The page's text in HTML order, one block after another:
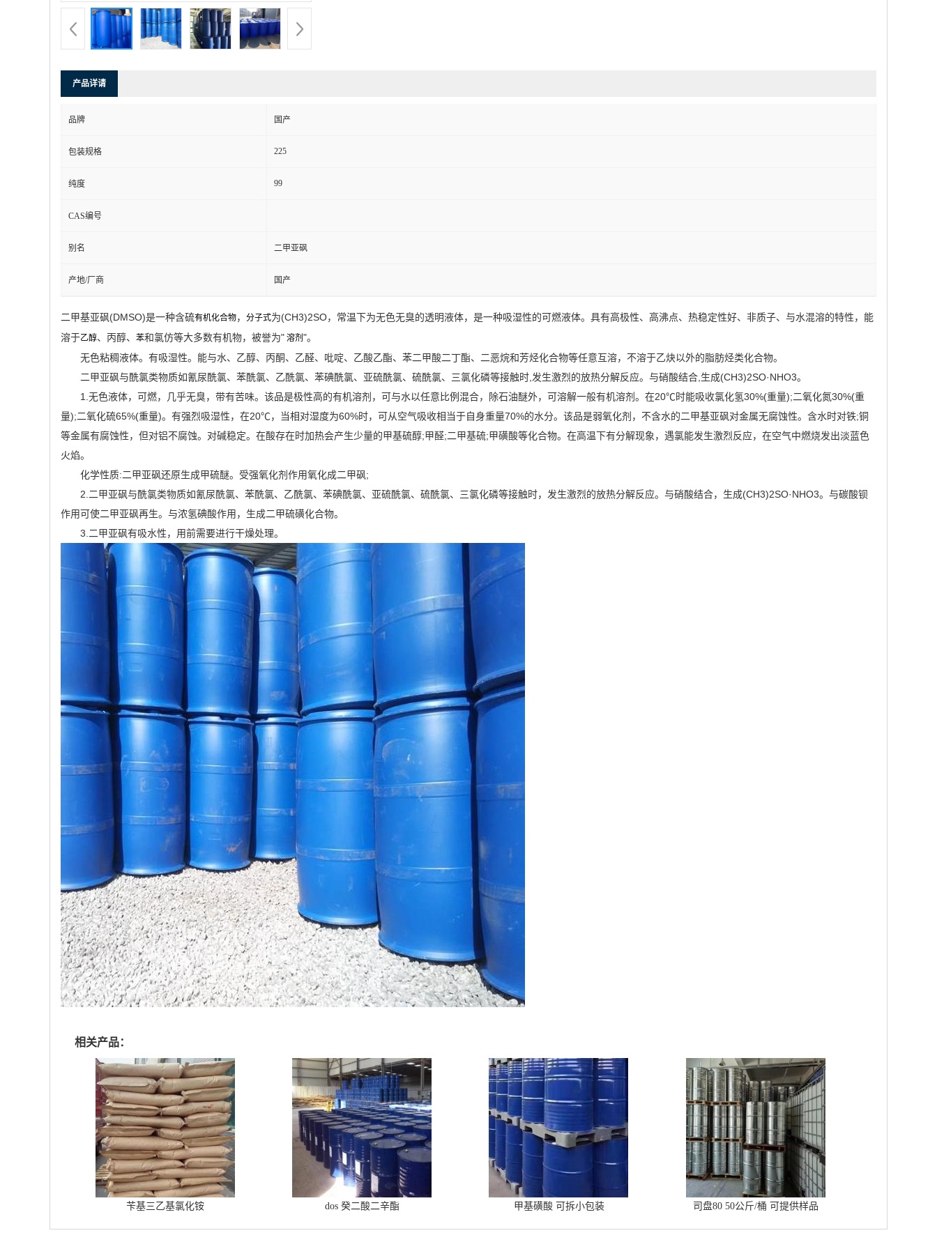
产品详请
品牌 国产
包装规格 225
纯度 99
CAS编号
别名 二甲亚砜
产地/厂商 国产
二甲基亚砜(DMSO)是一种含硫有机化合物， 分子式为(CH3)2SO，常温下为无色无臭的透明液体，是一种吸湿性的可燃液体。具有高极性、高沸点、热稳定性好、非质子、与水混溶的特性，能
溶于乙醇、丙醇、 苯和氯仿等大多数有机物，被誉为" 溶剂 "。
无色粘稠液体。有吸湿性。能与水、乙醇、丙酮、乙醛、吡啶、乙酸乙酯、苯二甲酸二丁酯、二恶烷和芳烃化合物等任意互溶，不溶于乙炔以外的脂肪烃类化合物。
二甲亚砜与酰氯类物质如氰尿酰氯、苯酰氯、乙酰氯、苯碘酰氯、亚硫酰氯、硫酰氯、三氯化磷等接触时,发生激烈的放热分解反应。与硝酸结合,生成(CH3)2SO·NHO3。
1.无色液体，可燃，几乎无臭，带有苦味。该品是极性高的有机溶剂，可与水以任意比例混合，除石油醚外，可溶解一般有机溶剂。在20℃时能吸收氯化氢30%(重量);二氧化氮30%(重
量);二氧化硫65%(重量)。有强烈吸湿性，在20℃，当相对湿度为60%时，可从空气吸收相当于自身重量70%的水分。该品是弱氧化剂，不含水的二甲基亚砜对金属无腐蚀性。含水时对铁;铜
等金属有腐蚀性，但对铝不腐蚀。对碱稳定。在酸存在时加热会产生少量的甲基硫醇;甲醛;二甲基硫;甲磺酸等化合物。在高温下有分解现象，遇氯能发生激烈反应，在空气中燃烧发出淡蓝色
火焰。
化学性质:二甲亚砜还原生成甲硫醚。受强氧化剂作用氧化成二甲砜;
2.二甲亚砜与酰氯类物质如氰尿酰氯、苯酰氯、乙酰氯、苯碘酰氯、亚硫酰氯、硫酰氯、三氯化磷等接触时，发生激烈的放热分解反应。与硝酸结合，生成(CH3)2SO·NHO3。与碳酸钡
作用可使二甲亚砜再生。与浓氢碘酸作用，生成二甲硫磺化合物。
3.二甲亚砜有吸水性，用前需要进行干燥处理。
相关产品：
苄基三乙基氯化铵 dos 癸二酸二辛酯 甲基磺酸 可拆小包装 司盘80 50公斤/桶 可提供样品